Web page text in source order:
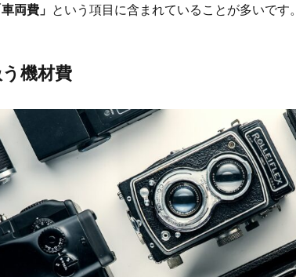
車両費」 という項目に含まれていることが多いです。
機材費